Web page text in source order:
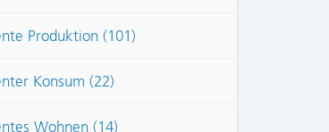
Produktion (101)
Konsum (22)
Wohnen (14)